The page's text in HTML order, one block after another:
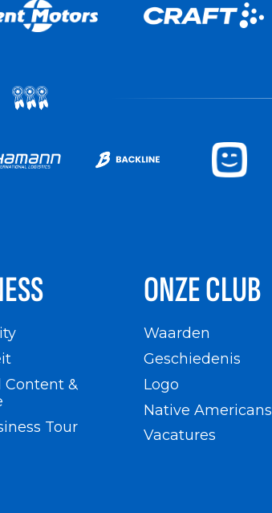
Content &
Tour
ONZE CLUB
Waarden
Geschiedenis
Logo
Native Americans
Vacatures